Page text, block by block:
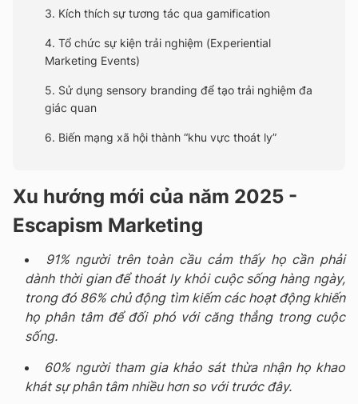
3. Kích thích sự tương tác qua gamification
4. Tổ chức sự kiện trải nghiệm (Experiential
Marketing Events)
5. Sử dụng sensory branding để tạo trải nghiệm đa
giác quan
6. Biến mạng xã hội thành “khu vực thoát ly”
Xu hướng mới của năm 2025 -
Escapism Marketing
91% người trên toàn cầu cảm thấy họ cần phải
dành thời gian để thoát ly khỏi cuộc sống hàng ngày,
trong đó 86% chủ động tìm kiếm các hoạt động khiến
họ phân tâm để đối phó với căng thẳng trong cuộc
sống.
60% người tham gia khảo sát thừa nhận họ khao
khát sự phân tâm nhiều hơn so với trước đây.